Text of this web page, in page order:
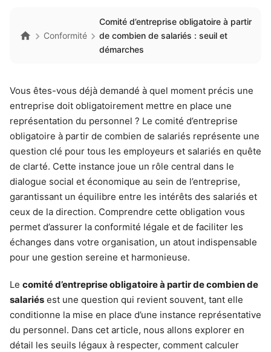
Conformité
Comité d’entreprise obligatoire à partir
de combien de salariés : seuil et
démarches
Vous êtes-vous déjà demandé à quel moment précis une
entreprise doit obligatoirement mettre en place une
représentation du personnel ? Le comité d’entreprise
obligatoire à partir de combien de salariés représente une
question clé pour tous les employeurs et salariés en quête
de clarté. Cette instance joue un rôle central dans le
dialogue social et économique au sein de l’entreprise,
garantissant un équilibre entre les intérêts des salariés et
ceux de la direction. Comprendre cette obligation vous
permet d’assurer la conformité légale et de faciliter les
échanges dans votre organisation, un atout indispensable
pour une gestion sereine et harmonieuse.
Le comité d’entreprise obligatoire à partir de combien de
salariés est une question qui revient souvent, tant elle
conditionne la mise en place d’une instance représentative
du personnel. Dans cet article, nous allons explorer en
détail les seuils légaux à respecter, comment calculer